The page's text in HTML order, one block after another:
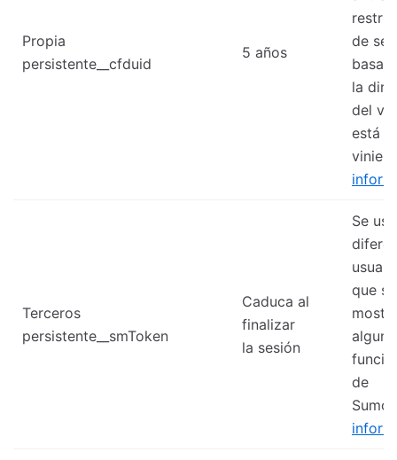
Propia
persistente__cfduid
5 años
de
la
del
está
Terceros
persistente__smToken
Caduca al
finalizar
la sesión
Se
que
alguna
de